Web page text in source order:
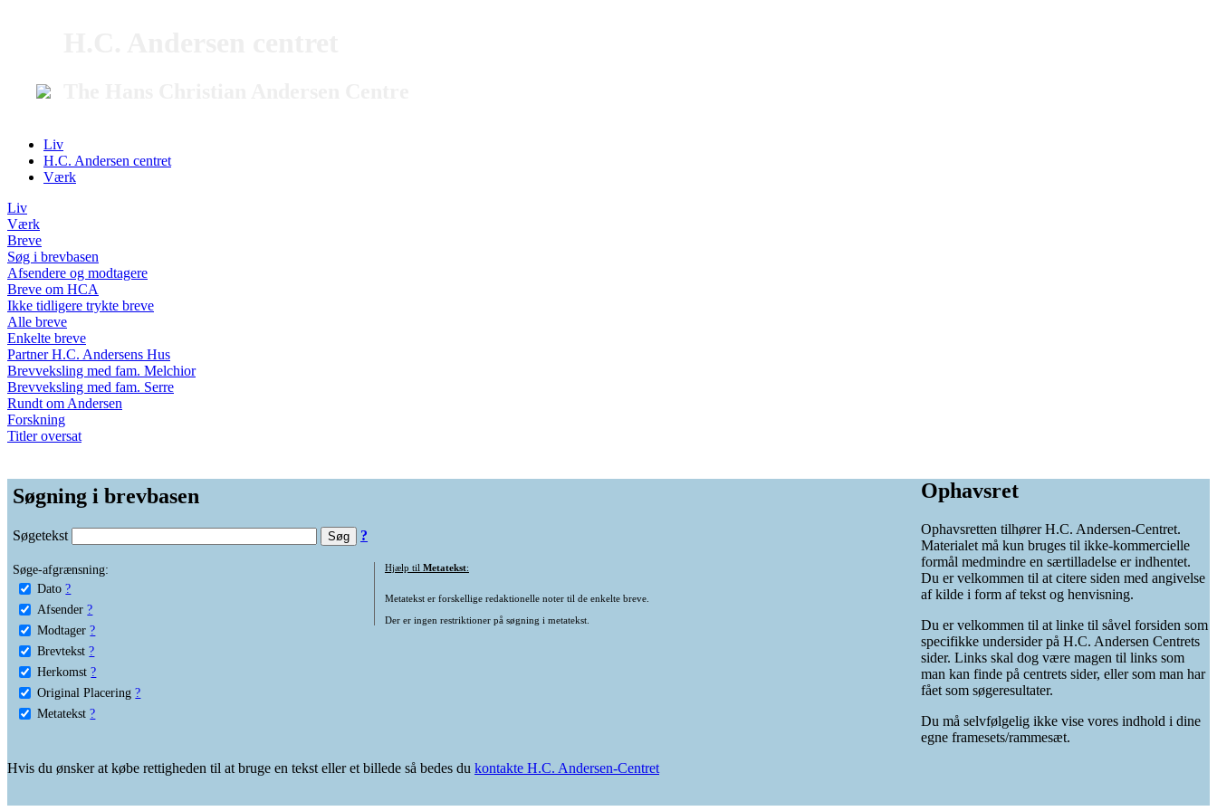
Liv
H.C. Andersen centret
Værk
Liv
Værk
Breve
Søg i brevbasen
Afsendere og modtagere
Breve om HCA
Ikke tidligere trykte breve
Alle breve
Enkelte breve
Partner H.C. Andersens Hus
Brevveksling med fam. Melchior
Brevveksling med fam. Serre
Rundt om Andersen
Forskning
Titler oversat
Søgning i brevbasen
Søgetekst ?
Søge-afgrænsning:
Dato ?
Afsender ?
Modtager ?
Brevtekst ?
Herkomst ?
Original Placering ?
Metatekst ?
Hjælp til Metatekst:
Metatekst er forskellige redaktionelle noter til de enkelte breve.
Der er ingen restriktioner på søgning i metatekst.
Ophavsret
Ophavsretten tilhører H.C. Andersen-Centret.
Materialet må kun bruges til ikke-kommercielle
formål medmindre en særtilladelse er indhentet.
Du er velkommen til at citere siden med angivelse
af kilde i form af tekst og henvisning.
Du er velkommen til at linke til såvel forsiden som
specifikke undersider på H.C. Andersen Centrets
sider. Links skal dog være magen til links som
man kan finde på centrets sider, eller som man har
fået som søgeresultater.
Du må selvfølgelig ikke vise vores indhold i dine
egne framesets/rammesæt.
Hvis du ønsker at købe rettigheden til at bruge en tekst eller et billede så bedes du kontakte H.C. Andersen-Centret